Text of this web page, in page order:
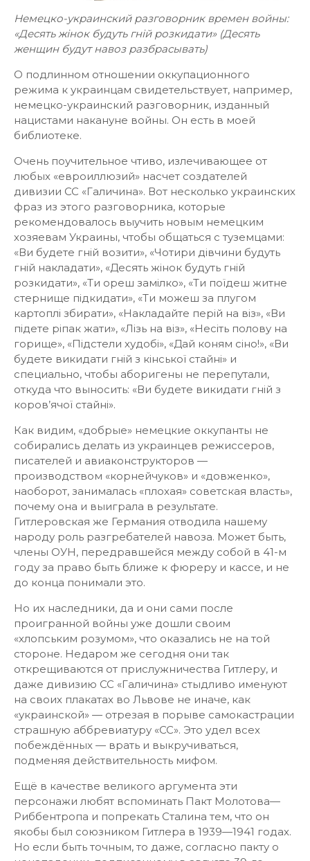
Немецко-украинский разговорник времен войны:
«Десять жінок будуть гній розкидати» (Десять
женщин будут навоз разбрасывать)
О подлинном отношении оккупационного
режима к украинцам свидетельствует, например,
немецко-украинский разговорник, изданный
нацистами накануне войны. Он есть в моей
библиотеке.
Очень поучительное чтиво, излечивающее от
любых «евроиллюзий» насчет создателей
дивизии СС «Галичина». Вот несколько украинских
фраз из этого разговорника, которые
рекомендовалось выучить новым немецким
хозяевам Украины, чтобы общаться с туземцами:
«Ви будете гній возити», «Чотири дівчини будуть
гній накладати», «Десять жінок будуть гній
розкидати», «Ти ореш замілко», «Ти поїдеш житне
стернище підкидати», «Ти можеш за плугом
картоплі збирати», «Накладайте перій на віз», «Ви
підете ріпак жати», «Лізь на віз», «Несіть полову на
горище», «Підстели худобі», «Дай коням сіно!», «Ви
будете викидати гній з кінської стайні» и
специально, чтобы аборигены не перепутали,
откуда что выносить: «Ви будете викидати гній з
коров’ячої стайні».
Как видим, «добрые» немецкие оккупанты не
собирались делать из украинцев режиссеров,
писателей и авиаконструкторов —
производством «корнейчуков» и «довженко»,
наоборот, занималась «плохая» советская власть»,
почему она и выиграла в результате.
Гитлеровская же Германия отводила нашему
народу роль разгребателей навоза. Может быть,
члены ОУН, передравшейся между собой в 41-м
году за право быть ближе к фюреру и кассе, и не
до конца понимали это.
Но их наследники, да и они сами после
проигранной войны уже дошли своим
«хлопським розумом», что оказались не на той
стороне. Недаром же сегодня они так
открещиваются от прислужничества Гитлеру, и
даже дивизию СС «Галичина» стыдливо именуют
на своих плакатах во Львове не иначе, как
«украинской» — отрезая в порыве самокастрации
страшную аббревиатуру «СС». Это удел всех
побеждённых — врать и выкручиваться,
подменяя действительность мифом.
Ещё в качестве великого аргумента эти
персонажи любят вспоминать Пакт Молотова—
Риббентропа и попрекать Сталина тем, что он
якобы был союзником Гитлера в 1939—1941 годах.
Но если быть точным, то даже, согласно пакту о